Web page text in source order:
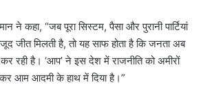
ने कहा, “जब पूरा सिस्टम, पैसा और पुरानी पार्टियां
जीत मिलती है, तो यह साफ होता है कि जनता अब
रही है। ‘आप’ ने इस देश में राजनीति को अमीरों
आम आदमी के हाथ में दिया है।”